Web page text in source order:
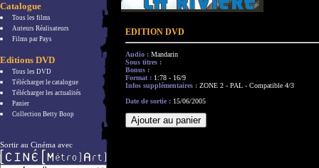
Catalogue
Tous les films
Auteurs Réalisateurs
Films par Pays
Editions DVD
Tous les DVD
Télécharger le catalogue
Télécharger les actualités
Panier
Collection Betty Boop
Sortir au Cinéma avec
EDITION DVD
Audio : Mandarin
Sous titres :
Bonus :
Format : 1:78 - 16/9
Infos supplémentaires : ZONE 2 - PAL - Compatible 4/3
Date de sortie : 15/06/2005